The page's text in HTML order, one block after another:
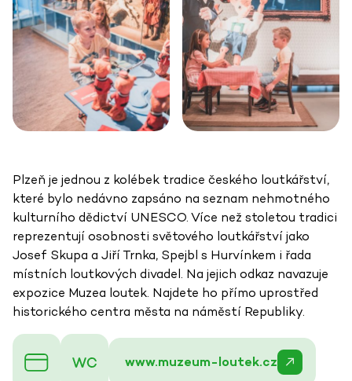
Plzeň je jednou z kolébek tradice českého loutkářství,
které bylo nedávno zapsáno na seznam nehmotného
kulturního dědictví UNESCO. Více než stoletou tradici
reprezentují osobnosti světového loutkářství jako
Josef Skupa a Jiří Trnka, Spejbl s Hurvínkem i řada
místních loutkových divadel. Na jejich odkaz navazuje
expozice Muzea loutek. Najdete ho přímo uprostřed
historického centra města na náměstí Republiky.
www.muzeum-loutek.cz